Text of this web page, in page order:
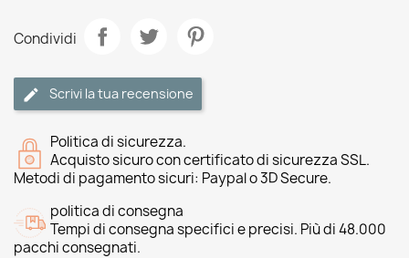
Condividi
Scrivi la tua recensione
Politica di sicurezza.
Acquisto sicuro con certificato di sicurezza SSL.
Metodi di pagamento sicuri: Paypal o 3D Secure.
politica di consegna
Tempi di consegna specifici e precisi. Più di 48.000
pacchi consegnati.